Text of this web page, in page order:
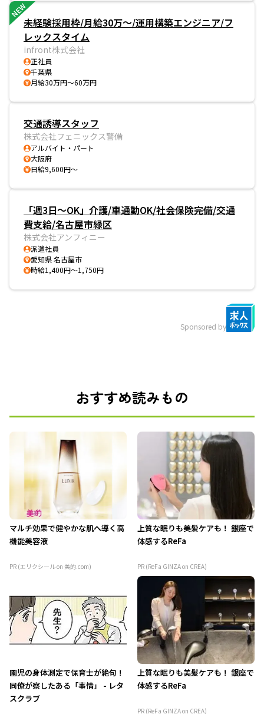
NEW
未経験採用枠/月給30万～/運用構築エンジニア/フ
レックスタイム
infront株式会社
正社員
千葉県
月給30万円～60万円
交通誘導スタッフ
株式会社フェニックス警備
アルバイト・パート
大阪府
日給9,600円～
「週3日～OK」介護/車通勤OK/社会保険完備/交通
費支給/名古屋市緑区
株式会社アンフィニー
派遣社員
愛知県 名古屋市
時給1,400円～1,750円
Sponsored by
おすすめ読みもの
マルチ効果で健やかな肌へ導く高
機能美容液
PR (エリクシール on 美的.com)
上質な眠りも美髪ケアも！ 銀座で
体感するReFa
PR (ReFa GINZA on CREA)
園児の身体測定で保育士が絶句！
同僚が察したある「事情」 - レタ
スクラブ
上質な眠りも美髪ケアも！ 銀座で
体感するReFa
PR (ReFa GINZA on CREA)